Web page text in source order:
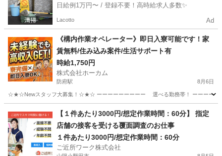
日給例1万円〜 / 登録不要！高時給求人多数✨
Lacotto Ad
《構内作業オペレーター》即日入寮可能です！家
賃無料/住み込み案件/生活サポート有
時給1,750円
株式会社ホーカム
防府駅 8月6日
☆★☆Newスタッフ大募集！☆★☆ ーーーーーーーーー 選べる勤務帯！ ーーーーーー
防府駅 工場 住み込み
【１件あたり3000円/想定作業時間：60分】 指定
店舗の接客を受ける覆面調査のお仕事
１件あたり3000円/想定作業時間：60分
ご近所ワーク株式会社